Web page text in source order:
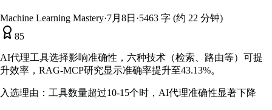
Machine Learning Mastery·7月8日 ·5463 字 (约 22 分钟)
85
AI代理工具选择影响准确性，六种技术（检索、路由等）可提
升效率，RAG-MCP研究显示准确率提升至43.13%。
入选理由： 工具数量超过10-15个时，AI代理准确性显著下降